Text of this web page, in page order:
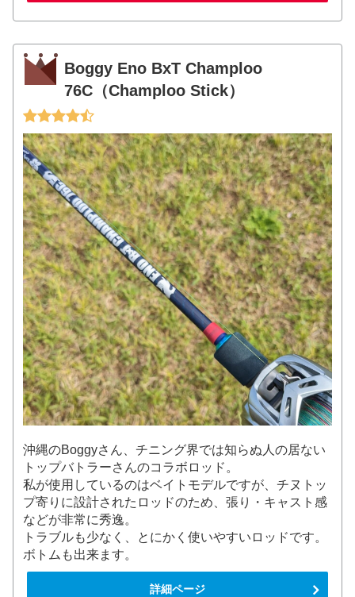
Boggy Eno BxT Champloo
76C（Champloo Stick）
沖縄のBoggyさん、チニング界では知らぬ人の居ない
トップバトラーさんのコラボロッド。
私が使用しているのはベイトモデルですが、チヌトッ
プ寄りに設計されたロッドのため、張り・キャスト感
などが非常に秀逸。
トラブルも少なく、とにかく使いやすいロッドです。
ボトムも出来ます。
詳細ページ